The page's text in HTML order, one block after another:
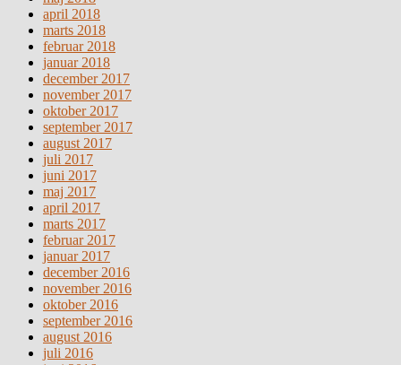
april 2018
marts 2018
februar 2018
januar 2018
december 2017
november 2017
oktober 2017
september 2017
august 2017
juli 2017
juni 2017
maj 2017
april 2017
marts 2017
februar 2017
januar 2017
december 2016
november 2016
oktober 2016
september 2016
august 2016
juli 2016